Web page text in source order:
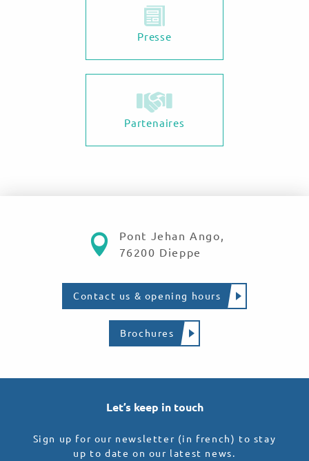
Presse
Partenaires
Pont Jehan Ango,
76200 Dieppe
Contact us & opening hours
Brochures
Let’s keep in touch
Sign up for our newsletter (in french) to stay
up to date on our latest news.